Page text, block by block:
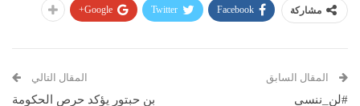
مشاركة Facebook
Twitter
Google+
المقال السابق
#لن_ننسى
المقال التالي
بن حبتور يؤكد حرص الحكومة